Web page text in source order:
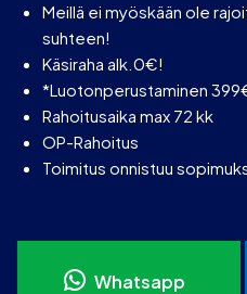
Meillä ei myöskään ole
suhteen!
Käsiraha alk.0€!
*Luotonperustaminen
Rahoitusaika max 72 kk
OP-Rahoitus
Toimitus onnistuu
Whatsapp